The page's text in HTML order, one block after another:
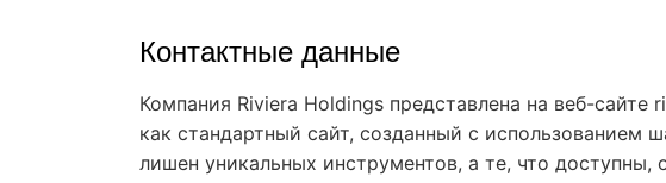
Контактные данные
Компания Riviera Holdings представлена на веб-сайте
как стандартный сайт, созданный с использованием
лишен уникальных инструментов, а те, что доступны,